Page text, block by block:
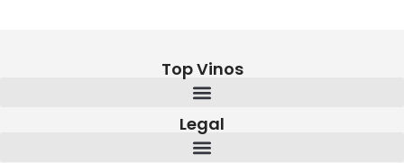
Top Vinos
Legal